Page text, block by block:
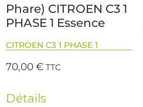
Phare) CITROEN C3 1
PHASE 1 Essence
CITROEN C3 1 PHASE 1
70,00€ TTC
Détails